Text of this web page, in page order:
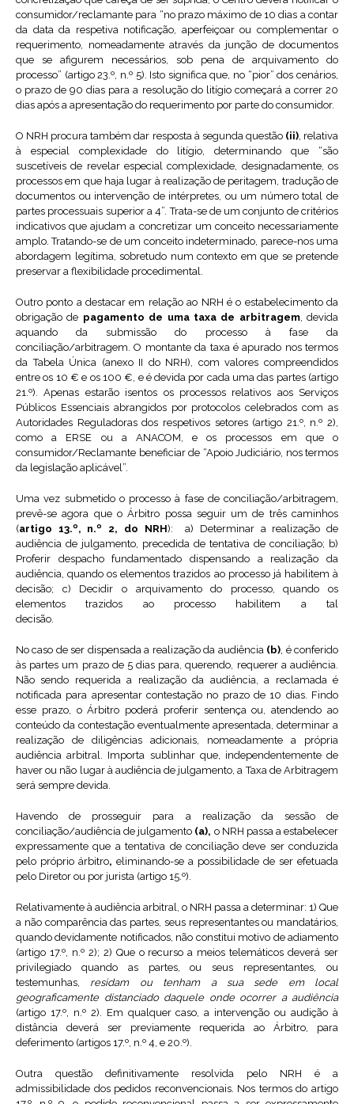
consumidor/reclamante para “no prazo máximo de 10 dias a contar
da data da respetiva notificação, aperfeiçoar ou complementar o
requerimento, nomeadamente através da junção de documentos
que se afigurem necessários, sob pena de arquivamento do
processo” (artigo 23.º, n.º 5). Isto significa que, no “pior” dos cenários,
o prazo de 90 dias para a resolução do litígio começará a correr 20
dias após a apresentação do requerimento por parte do consumidor.
O NRH procura também dar resposta à segunda questão (ii), relativa
à especial complexidade do litígio, determinando que “são
suscetíveis de revelar especial complexidade, designadamente, os
processos em que haja lugar à realização de peritagem, tradução de
documentos ou intervenção de intérpretes, ou um número total de
partes processuais superior a 4”. Trata-se de um conjunto de critérios
indicativos que ajudam a concretizar um conceito necessariamente
amplo. Tratando-se de um conceito indeterminado, parece-nos uma
abordagem legítima, sobretudo num contexto em que se pretende
preservar a flexibilidade procedimental.
Outro ponto a destacar em relação ao NRH é o estabelecimento da
obrigação de pagamento de uma taxa de arbitragem, devida
aquando da submissão do processo à fase da
conciliação/arbitragem. O montante da taxa é apurado nos termos
da Tabela Única (anexo II do NRH), com valores compreendidos
entre os 10 € e os 100 €, e é devida por cada uma das partes (artigo
21.º). Apenas estarão isentos os processos relativos aos Serviços
Públicos Essenciais abrangidos por protocolos celebrados com as
Autoridades Reguladoras dos respetivos setores (artigo 21.º, n.º 2),
como a ERSE ou a ANACOM, e os processos em que o
consumidor/Reclamante beneficiar de “Apoio Judiciário, nos termos
da legislação aplicável”.
Uma vez submetido o processo à fase de conciliação/arbitragem,
prevê-se agora que o Árbitro possa seguir um de três caminhos
(artigo 13.º, n.º 2, do NRH): a) Determinar a realização de
audiência de julgamento, precedida de tentativa de conciliação; b)
Proferir despacho fundamentado dispensando a realização da
audiência, quando os elementos trazidos ao processo já habilitem à
decisão; c) Decidir o arquivamento do processo, quando os
elementos trazidos ao processo habilitem a tal
decisão.
No caso de ser dispensada a realização da audiência (b), é conferido
às partes um prazo de 5 dias para, querendo, requerer a audiência.
Não sendo requerida a realização da audiência, a reclamada é
notificada para apresentar contestação no prazo de 10 dias. Findo
esse prazo, o Árbitro poderá proferir sentença ou, atendendo ao
conteúdo da contestação eventualmente apresentada, determinar a
realização de diligências adicionais, nomeadamente a própria
audiência arbitral. Importa sublinhar que, independentemente de
haver ou não lugar à audiência de julgamento, a Taxa de Arbitragem
será sempre devida.
Havendo de prosseguir para a realização da sessão de
conciliação/audiência de julgamento (a), o NRH passa a estabelecer
expressamente que a tentativa de conciliação deve ser conduzida
pelo próprio árbitro, eliminando-se a possibilidade de ser efetuada
pelo Diretor ou por jurista (artigo 15.º).
Relativamente à audiência arbitral, o NRH passa a determinar: 1) Que
a não comparência das partes, seus representantes ou mandatários,
quando devidamente notificados, não constitui motivo de adiamento
(artigo 17.º, n.º 2); 2) Que o recurso a meios telemáticos deverá ser
privilegiado quando as partes, ou seus representantes, ou
testemunhas, residam ou tenham a sua sede em local
geograficamente distanciado daquele onde ocorrer a audiência
(artigo 17.º, n.º 2). Em qualquer caso, a intervenção ou audição à
distância deverá ser previamente requerida ao Árbitro, para
deferimento (artigos 17.º, n.º 4, e 20.º).
Outra questão definitivamente resolvida pelo NRH é a
admissibilidade dos pedidos reconvencionais. Nos termos do artigo